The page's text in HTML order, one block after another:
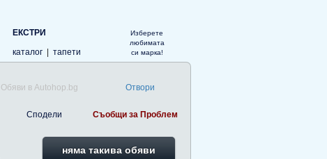
ЕКСТРИ
каталог
тапети
Изберете
любимата
си марка!
Обяви в Autohop.bg Отвори
Сподели Съобщи за Проблем
няма такива обяви